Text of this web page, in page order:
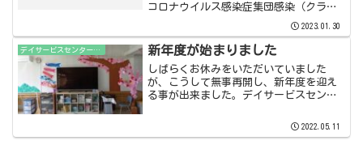
コロナウイルス感染症集団感染（クラス
ター）におきまして、１月２４日をもち
まして全ての終息となりました。これま
での期間におきましてご利用者、ご家
族、関係機関等の皆様方に大...
2023.01.30
デイサービスセンター清祥園 新年度が始まりました
しばらくお休みをいただいていました
が、こうして無事再開し、新年度を迎え
る事が出来ました。デイサービスセンタ
ごし、以前の光景を取り戻す事が出来て
います。4月には桜の木の飾りつけと5月
2022.05.11